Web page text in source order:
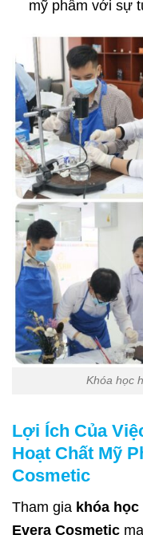
mỹ phẩm với sự
Khóa học
Lợi Ích Của
Hoạt Chất Mỹ
Cosmetic
Tham gia khóa
Evera Cosmetic